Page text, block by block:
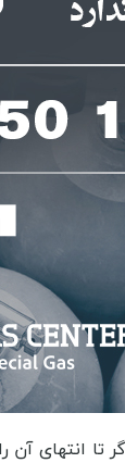
تا انتهای